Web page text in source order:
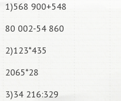
1)568 900+548
80 002-54 860
2)123*435
2065*28
3)34 216:329